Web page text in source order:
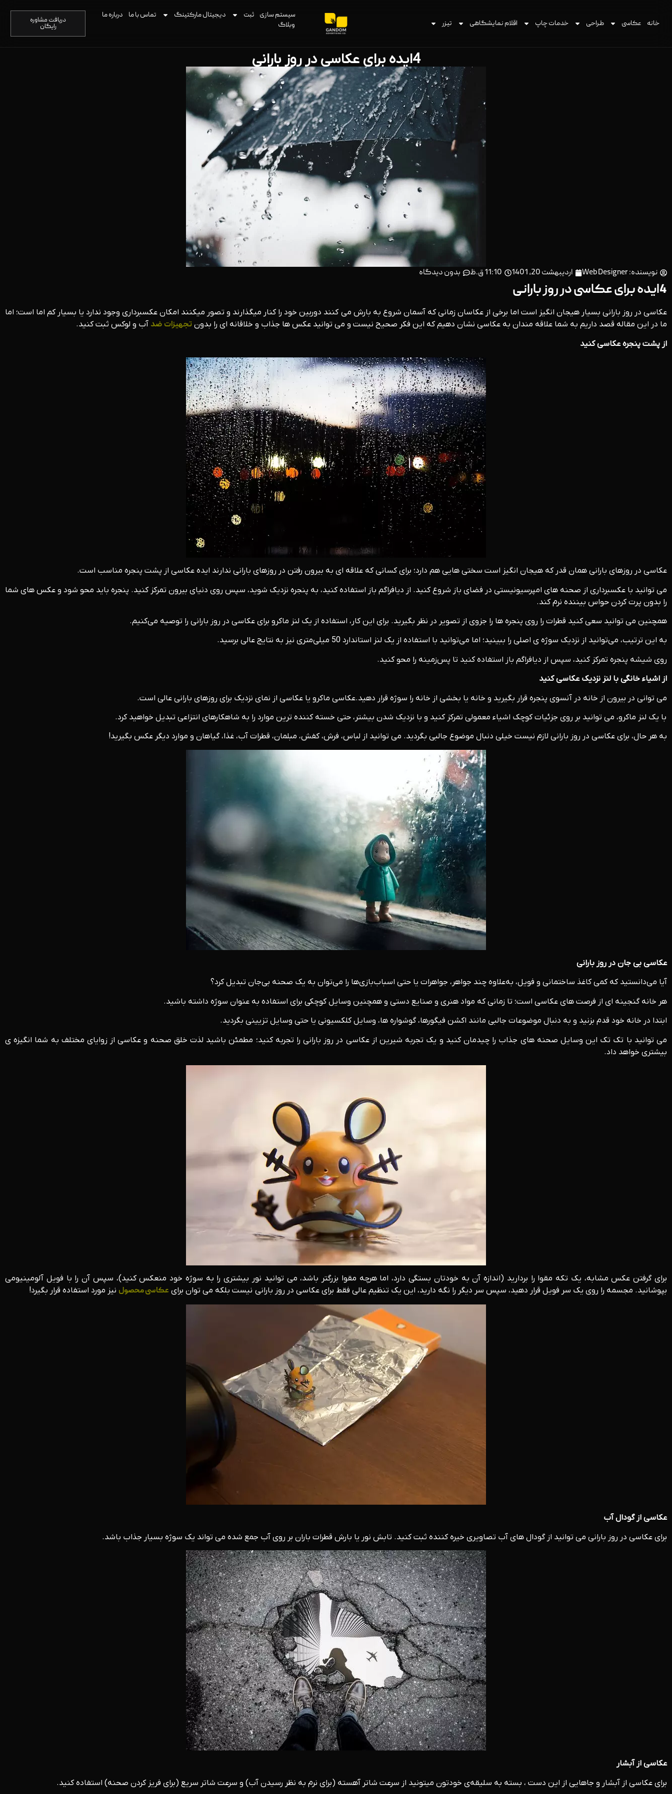
خانه عکاسی طراحی خدمات چاپ اقلام نمایشگاهی تیزر
سیستم سازی ثبت دیجیتال مارکتینگ تماس با ما
درباره ما
وبلاگ
دریافت مشاوره
رایگان
4ایده برای عکاسی در روز بارانی
نویسنده: اردیبهشت 20, 1401 11:10 ق.ظ بدون دیدگاه
4ایده برای عکاسی در روز بارانی
عکاسی در روز بارانی بسیار هیجان انگیز است اما برخی از عکاسان زمانی که آسمان شروع به بارش می کنند دوربین خود را کنار میگذارند و تصور میکنند امکان عکسبرداری وجود ندارد یا بسیار کم اما است؛ اما
ما در این مقاله قصد داریم به شما علاقه مندان به عکاسی نشان دهیم که این فکر صحیح نیست و می توانید عکس ها جذاب و خلاقانه ای را بدون تجهیزات ضد آب و لوکس ثبت کنید.
از پشت پنجره عکاسی کنید
عکاسی در روزهای بارانی همان قدر که هیجان انگیز است سختی هایی هم دارد؛ برای کسانی که علاقه ای به بیرون رفتن در روزهای بارانی ندارند ایده عکاسی از پشت پنجره مناسب است.
می توانید با عکسبرداری از صحنه های امپرسیونیستی در فضای باز شروع کنید. از دیافراگم باز استفاده کنید، به پنجره نزدیک شوید، سپس روی دنیای بیرون تمرکز کنید. پنجره باید محو شود و عکس‌ های شما
را بدون پرت کردن حواس بیننده نرم کند.
همچنین می توانید سعی کنید قطرات را روی پنجره ها را جزوی از تصویر در نظر بگیرید. برای این کار، استفاده از یک لنز ماکرو برای عکاسی در روز بارانی را توصیه می‌کنیم.
به این ترتیب، می‌توانید از نزدیک سوژه ی اصلی را ببینید؛ اما می‌توانید با استفاده از یک لنز استاندارد 50 میلی‌متری نیز به نتایج عالی برسید.
روی شیشه پنجره تمرکز کنید، سپس از دیافراگم باز استفاده کنید تا پس‌زمینه را محو کنید.
از اشیاء خانگی با لنز نزدیک عکاسی کنید
می توانی در بیرون از خانه در آنسوی پنجره قرار بگیرید و خانه یا بخشی از خانه را سوژه قرار دهید.عکاسی ماکرو یا عکاسی از نمای نزدیک برای روزهای بارانی عالی است.
با یک لنز ماکرو، می توانید بر روی جزئیات کوچک اشیاء معمولی تمرکز کنید و با نزدیک شدن بیشتر، حتی خسته کننده ترین موارد را به شاهکارهای انتزاعی تبدیل خواهید کرد.
به هر حال، برای عکاسی در روز بارانی لازم نیست خیلی دنبال موضوع جالبی بگردید. می توانید از لباس، فرش، کفش، مبلمان، قطرات آب، غذا، گیاهان و موارد دیگر عکس بگیرید!
عکاسی بی جان در روز بارانی
آیا می‌دانستید که کمی کاغذ ساختمانی و فویل، به‌علاوه چند جواهر، جواهرات یا حتی اسباب‌بازی‌ها را می‌توان به یک صحنه بی‌جان تبدیل کرد؟
هر خانه گنجینه ای از فرصت های عکاسی است؛ تا زمانی که مواد هنری و صنایع دستی و همچنین وسایل کوچکی برای استفاده به عنوان سوژه داشته باشید.
ابتدا در خانه خود قدم بزنید و به دنبال موضوعات جالبی مانند اکشن فیگورها، گوشواره ها، وسایل کلکسیونی یا حتی وسایل تزیینی بگردید.
می توانید با تک تک این وسایل صحنه های جذاب را چیدمان کنید و یک تجربه شیرین از عکاسی در روز بارانی را تجربه کنید؛ مطمئن باشید لذت خلق صحنه و عکاسی از زوایای مختلف به شما انگیزه ی
بیشتری خواهد داد.
برای گرفتن عکس مشابه، یک تکه مقوا را بردارید (اندازه آن به خودتان بستگی دارد، اما هرچه مقوا بزرگتر باشد، می توانید نور بیشتری را به سوژه خود منعکس کنید)، سپس آن را با فویل آلومینیومی
بپوشانید. مجسمه را روی یک سر فویل قرار دهید، سپس سر دیگر را نگه دارید، این یک تنظیم عالی فقط برای عکاسی در روز بارانی نیست بلکه می توان برای عکاسی محصول نیز مورد استفاده قرار بگیرد!
عکاسی از گودال آب
برای عکاسی در روز بارانی می توانید از گودال های آب تصاویری خیره کننده ثبت کنید. تابش نور یا بارش قطرات باران بر روی آب جمع شده می تواند یک سوژه بسیار جذاب باشد.
عکاسی از آبشار
برای عکاسی از آبشار و جاهایی از این دست ، بسته به سلیقه‌ی خودتون میتونید از سرعت شاتر آهسته (برای نرم به نظر رسیدن آب) و سرعت شاتر سریع (برای فریز کردن صحنه) استفاده کنید.